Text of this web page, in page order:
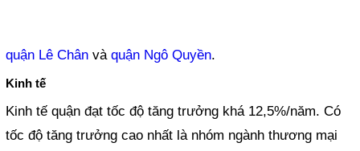
quận Lê Chân vàquận Ngô Quyền.
Kinh tế
Kinh tế quận đạt tốc độ tăng trưởng khá 12,5%/năm. Có
tốc độ tăng trưởng cao nhất là nhóm ngành thương mại